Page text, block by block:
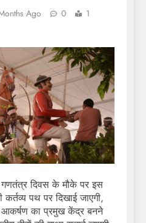
Ago 0
1
गणतंत्र दिवस के मौके पर इस
पथ पर दिखाई जाएगी,
का प्रमुख केंद्र बनने